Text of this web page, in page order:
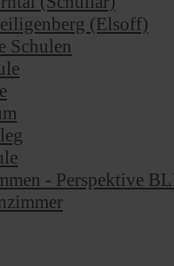
(Elsoff)
Schulen
- Perspektive